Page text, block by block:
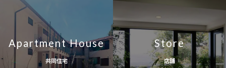
Apartment House
共同住宅
Store
店舗